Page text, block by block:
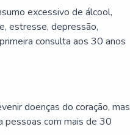
excessivo de álcool,
estresse, depressão,
consulta aos 30 anos
doenças do coração, mas
pessoas com mais de 30